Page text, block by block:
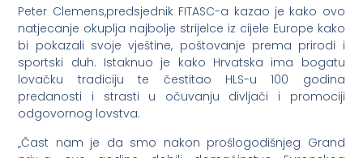
Peter Clemens,predsjednik FITASC-a kazao je kako ovo
natjecanje okuplja najbolje strijelce iz cijele Europe kako
bi pokazali svoje vještine, poštovanje prema prirodi i
sportski duh. Istaknuo je kako Hrvatska ima bogatu
lovačku tradiciju te čestitao HLS-u 100 godina
predanosti i strasti u očuvanju divljači i promociji
odgovornog lovstva.
„Čast nam je da smo nakon prošlogodišnjeg Grand